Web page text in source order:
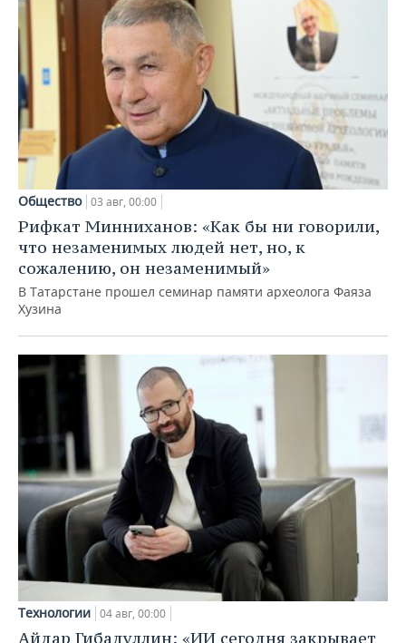
Общество 03 авг, 00:00
Рифкат Минниханов: «Как бы ни говорили,
что незаменимых людей нет, но, к
сожалению, он незаменимый»
В Татарстане прошел семинар памяти археолога Фаяза
Хузина
Технологии 04 авг, 00:00
Айдар Гибадуллин: «ИИ сегодня закрывает